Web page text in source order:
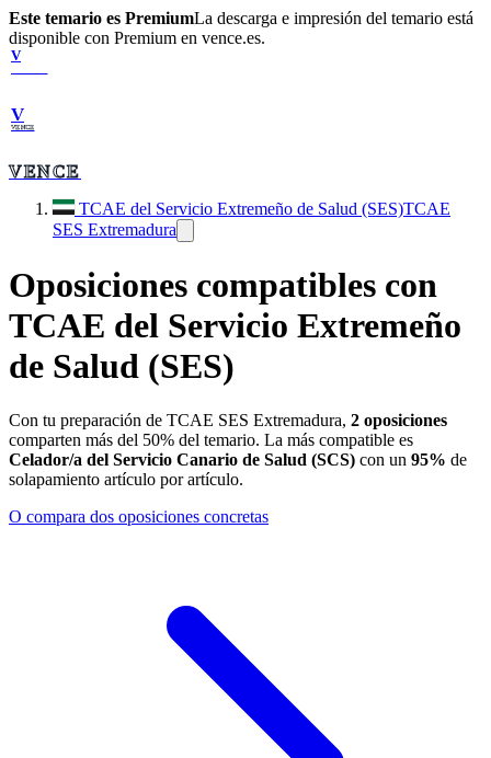
Este temario es PremiumLa descarga e impresión del temario está
disponible con Premium en vence.es.
V
V
VENCE
VENCE
TCAE del Servicio Extremeño de Salud (SES)TCAE
SES Extremadura
Oposiciones compatibles con
TCAE del Servicio Extremeño
de Salud (SES)
Con tu preparación de TCAE SES Extremadura, 2 oposiciones
comparten más del 50% del temario. La más compatible es
Celador/a del Servicio Canario de Salud (SCS) con un 95% de
solapamiento artículo por artículo.
O compara dos oposiciones concretas